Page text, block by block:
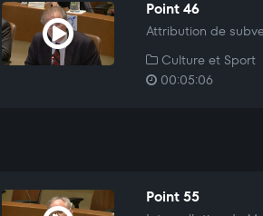
Point 46
Attribution de
Culture et Sport
00:05:06
Point 55